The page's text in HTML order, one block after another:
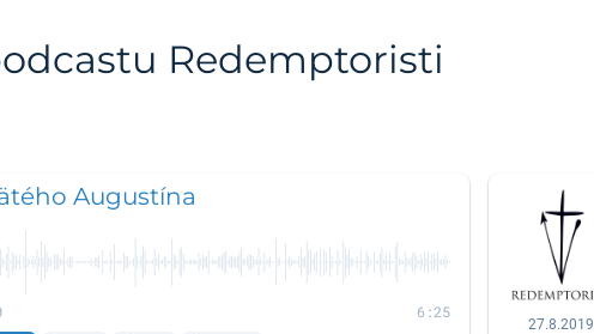
Redemptoristi
Augustína
6:25
27.8.2019